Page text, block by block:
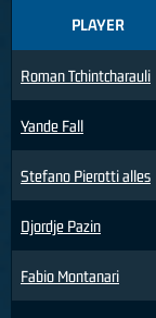
PLAYER
Roman Tchintcharauli
Yande Fall
Stefano Pierotti alles
Djordje Pazin
Fabio Montanari